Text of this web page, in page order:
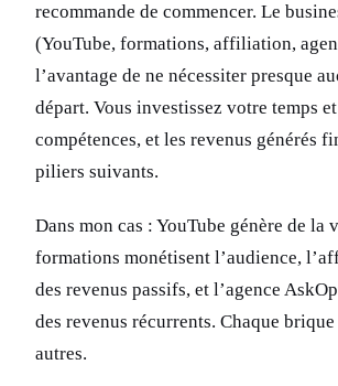
recommande de commencer. Le
(YouTube, formations, affiliation,
l’avantage de ne nécessiter presque
départ. Vous investissez votre temps
compétences, et les revenus générés
piliers suivants.
Dans mon cas : YouTube génère de la
formations monétisent l’audience,
des revenus passifs, et l’agence
des revenus récurrents. Chaque
autres.